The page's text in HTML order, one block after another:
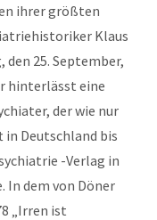
ihrer größten
Klaus
25. September,
hinterlässt eine
der wie nur
in Deutschland bis
-Verlag in
In dem von Döner
„Irren ist